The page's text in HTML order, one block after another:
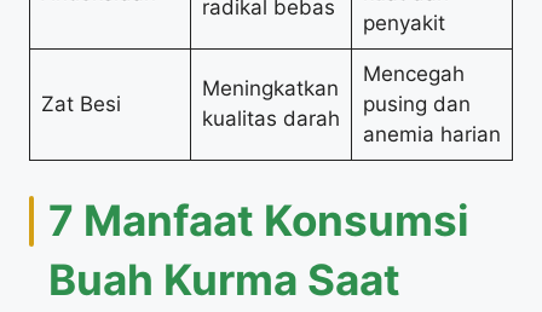
radikal bebas
penyakit
Zat Besi
Meningkatkan
kualitas darah
Mencegah
pusing dan
anemia harian
7 Manfaat Konsumsi
Buah Kurma Saat